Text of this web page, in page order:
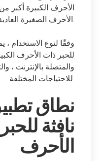
الأحرف الكبيرة أكبر
الأحرف الصغيرة العادية.
وفقًا لنوع الاستخدام ،
للحبر ذات الأحرف
والمتصلة بالإنترنت ،
للاحتياجات المختلفة.
نطاق
نافثة
الأحرف